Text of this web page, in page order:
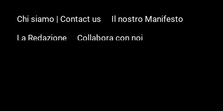
Chi siamo | Contact us
Il nostro Manifesto
La Redazione
Collabora con noi